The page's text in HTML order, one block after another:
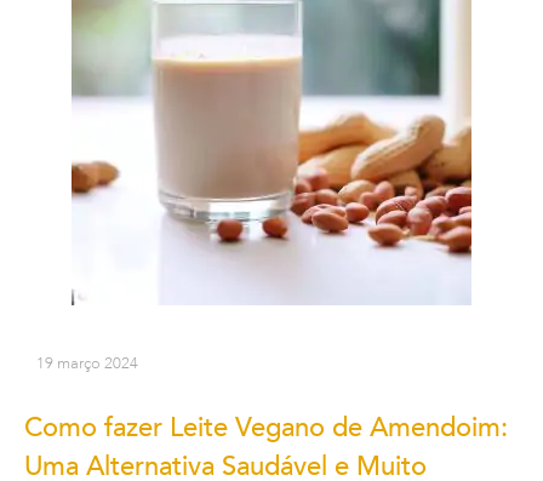
19 março 2024
Como fazer Leite Vegano de Amendoim:
Uma Alternativa Saudável e Muito